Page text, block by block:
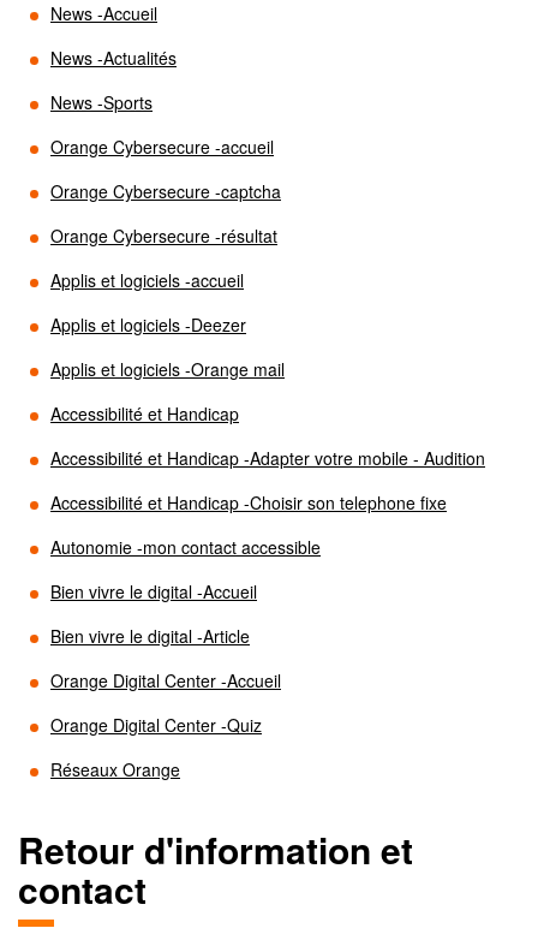
News -Accueil
News -Actualités
News -Sports
Orange Cybersecure -accueil
Orange Cybersecure -captcha
Orange Cybersecure -résultat
Applis et logiciels -accueil
Applis et logiciels -Deezer
Applis et logiciels -Orange mail
Accessibilité et Handicap
Accessibilité et Handicap -Adapter votre mobile - Audition
Accessibilité et Handicap -Choisir son telephone fixe
Autonomie -mon contact accessible
Bien vivre le digital -Accueil
Bien vivre le digital -Article
Orange Digital Center -Accueil
Orange Digital Center -Quiz
Réseaux Orange
Retour d'information et
contact